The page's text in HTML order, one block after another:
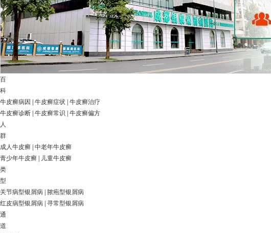
百
科
牛皮癣病因
牛皮癣症状 牛皮癣治疗
牛皮癣诊断 牛皮癣常识
牛皮癣偏方
人
群
成人牛皮癣 中老年牛皮癣
青少年牛皮癣
儿童牛皮癣
类
型
关节病型银屑病
脓疱型银屑病
红皮病型银屑病 寻常型银屑病
通
道